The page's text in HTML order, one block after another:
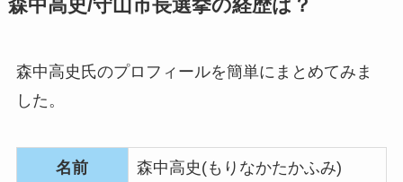
森中高史/守山市長選挙の経歴は？
森中高史氏のプロフィールを簡単にまとめてみま
した。
名前 森中高史(もりなかたかふみ)